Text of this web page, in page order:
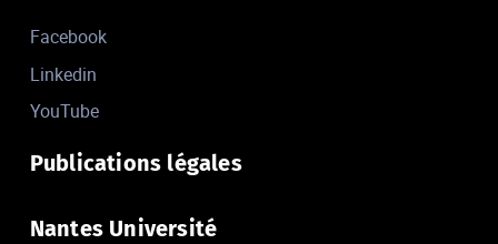
Facebook
Linkedin
YouTube
Publications légales
Nantes Université